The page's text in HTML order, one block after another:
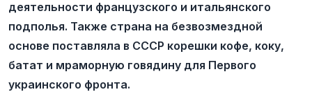
деятельности французского и итальянского
подполья. Также страна на безвозмездной
основе поставляла в СССР корешки кофе, коку,
батат и мраморную говядину для Первого
украинского фронта.